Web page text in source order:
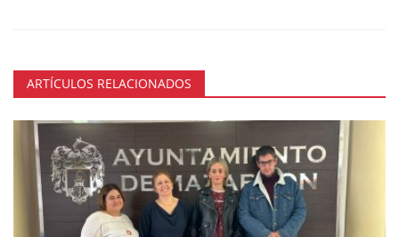
ARTÍCULOS RELACIONADOS